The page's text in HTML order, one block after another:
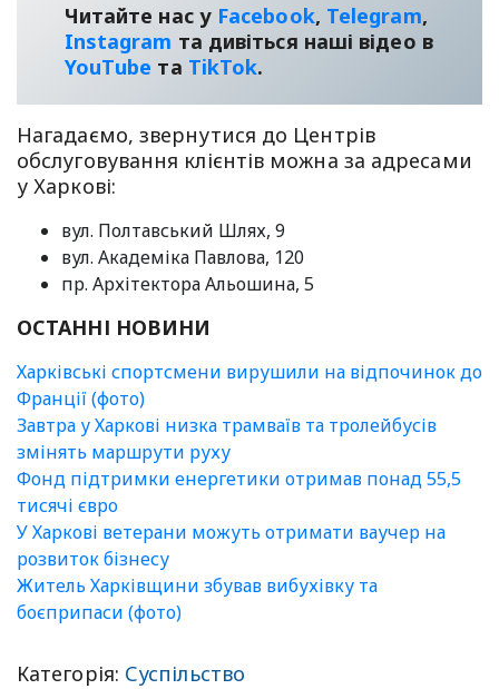
Читайте нас у Facebook, Telegram,
Instagram та дивіться наші відео в
YouТube та TikTok.
Нагадаємо, звернутися до Центрів
обслуговування клієнтів можна за адресами
у Харкові:
вул. Полтавський Шлях, 9
вул. Академіка Павлова, 120
пр. Архітектора Альошина, 5
ОСТАННІ НОВИНИ
Харківські спортсмени вирушили на відпочинок до
Франції (фото)
Завтра у Харкові низка трамваїв та тролейбусів
змінять маршрути руху
Фонд підтримки енергетики отримав понад 55,5
тисячі євро
У Харкові ветерани можуть отримати ваучер на
розвиток бізнесу
Житель Харківщини збував вибухівку та
боєприпаси (фото)
Категорія: Суспільство